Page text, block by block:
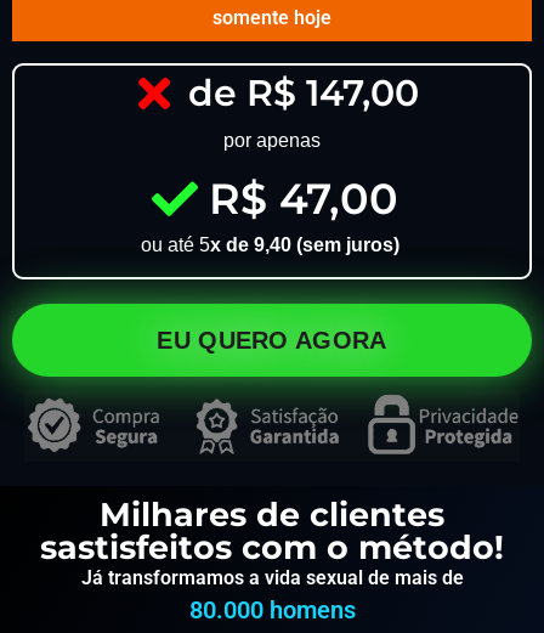
somente hoje
de R$ 147,00
por apenas
R$ 47,00
ou até 5x de 9,40 (sem juros)
EU QUERO AGORA
Milhares de clientes
sastisfeitos com o método!
Já transformamos a vida sexual de mais de
80.000 homens